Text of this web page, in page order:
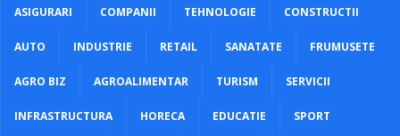
ASIGURARI COMPANII TEHNOLOGIE CONSTRUCTII
AUTO INDUSTRIE RETAIL SANATATE FRUMUSETE
AGRO BIZ AGROALIMENTAR TURISM SERVICII
INFRASTRUCTURA HORECA EDUCATIE SPORT